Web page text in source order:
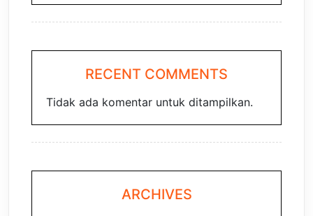
RECENT COMMENTS
Tidak ada komentar untuk ditampilkan.
ARCHIVES